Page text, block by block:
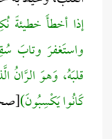
إذا أخطأَ خطيئةً
واستَغفرَ وتابَ
قلبَهُ، وَهوَ الرَّانُ
كَانُوا يَكْسِبُونَ)